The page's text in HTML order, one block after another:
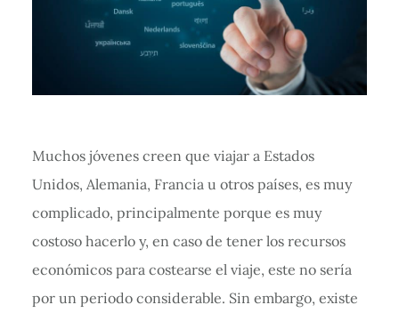
Muchos jóvenes creen que viajar a Estados
Unidos, Alemania, Francia u otros países, es muy
complicado, principalmente porque es muy
costoso hacerlo y, en caso de tener los recursos
económicos para costearse el viaje, este no sería
por un periodo considerable. Sin embargo, existe